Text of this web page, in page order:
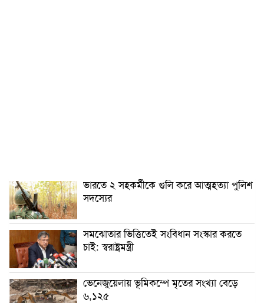
ভারতে ২ সহকর্মীকে গুলি করে আত্মহত্যা পুলিশ
সদস্যের
সমঝোতার ভিত্তিতেই সংবিধান সংস্কার করতে
চাই: স্বরাষ্ট্রমন্ত্রী
ভেনেজুয়েলায় ভূমিকম্পে মৃতের সংখ্যা বেড়ে
৬,১২৫